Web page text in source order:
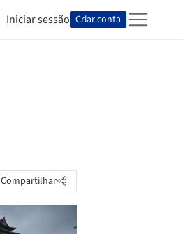
Iniciar sessão Criar conta
Compartilhar